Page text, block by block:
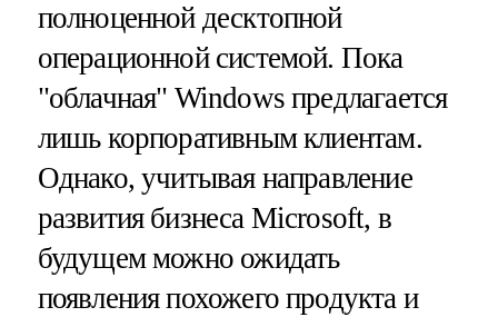
полноценной десктопной
операционной системой. Пока
"облачная" Windows предлагается
лишь корпоративным клиентам.
Однако, учитывая направление
развития бизнеса Microsoft, в
будущем можно ожидать
появления похожего продукта и